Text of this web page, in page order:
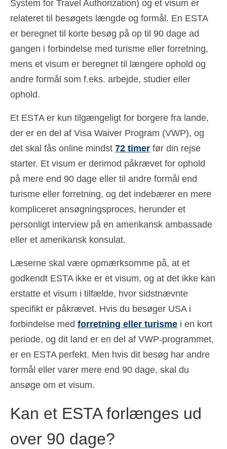
Español (Spanish)
Svenska Swedish
System for Travel Authorization) og et visum er
relateret til besøgets længde og formål. En ESTA
er beregnet til korte besøg på op til 90 dage ad
gangen i forbindelse med turisme eller forretning,
mens et visum er beregnet til længere ophold og
andre formål som f.eks. arbejde, studier eller
ophold.
Et ESTA er kun tilgængeligt for borgere fra lande,
der er en del af Visa Waiver Program (VWP), og
det skal fås online mindst 72 timer før din rejse
starter. Et visum er derimod påkrævet for ophold
på mere end 90 dage eller til andre formål end
turisme eller forretning, og det indebærer en mere
kompliceret ansøgningsproces, herunder et
personligt interview på en amerikansk ambassade
eller et amerikansk konsulat.
Læserne skal være opmærksomme på, at et
godkendt ESTA ikke er et visum, og at det ikke kan
erstatte et visum i tilfælde, hvor sidstnævnte
specifikt er påkrævet. Hvis du besøger USA i
forbindelse med forretning eller turisme i en kort
periode, og dit land er en del af VWP-programmet,
er en ESTA perfekt. Men hvis dit besøg har andre
formål eller varer mere end 90 dage, skal du
ansøge om et visum.
Kan et ESTA forlænges ud
over 90 dage?